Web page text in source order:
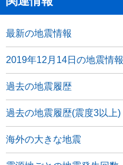
最新の地震情報
2019年12月14日の地震情報
過去の地震履歴
過去の地震履歴(震度3以上)
海外の大きな地震